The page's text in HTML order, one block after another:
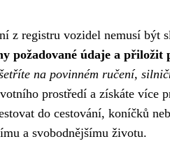
z registru vozidel nemusí
požadované údaje a přiložit
na povinném ručení,
prostředí a získáte více
do cestování, koníčků
a svobodnějšímu životu.